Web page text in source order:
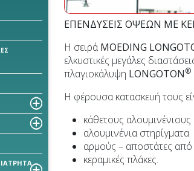
ΕΠΕΝΔΥΣΕΙΣ ΟΨΕΩΝ ΜΕ
Η σειράMOEDING
ελκυστικές μεγάλες
πλαγιοκάλυψη LONGOTON®
Η φέρουσα κατασκευή τους
κάθετους
αλουμινένια στηρίγματα
αρμούς – αποστάτες από
κεραμικές πλάκες.